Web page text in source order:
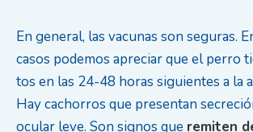
En general, las vacunas son seguras.
casos podemos apreciar que el perro
tos en las 24-48 horas siguientes a la
Hay cachorros que presentan
ocular leve. Son signos que remiten